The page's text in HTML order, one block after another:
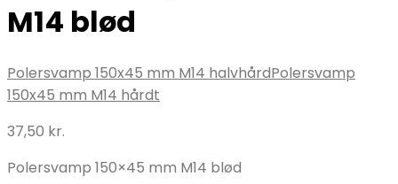
M14 blød
Polersvamp 150x45 mm M14 halvhårdPolersvamp
150x45 mm M14 hårdt
37,50 kr.
Polersvamp 150×45 mm M14 blød